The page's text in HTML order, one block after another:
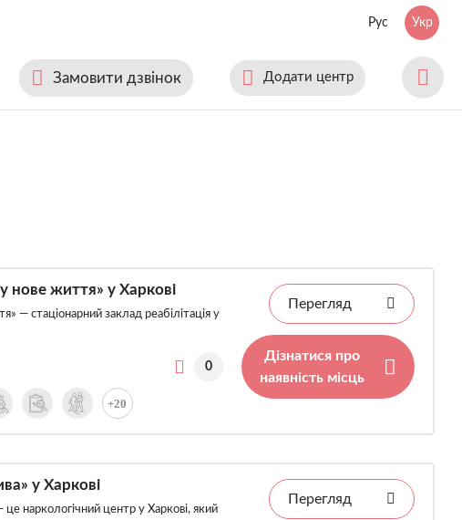
Рус Укр
Замовити дзвінок Додати центр
нове життя» у Харкові
— стаціонарний заклад реабілітація у
0
+20
Перегляд
Дізнатися про
наявність місць
у Харкові
наркологічний центр у Харкові, який
Перегляд